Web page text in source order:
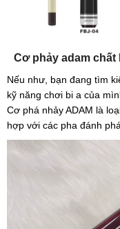
Cơ phảy adam
Nếu như, bạn đang tìm
kỹ năng chơi bi a của
Cơ phá nhảy ADAM là
hợp với các pha đánh